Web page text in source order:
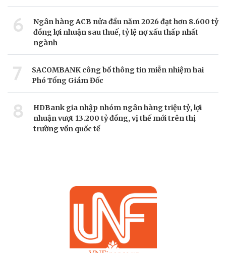
6
Ngân hàng ACB nửa đầu năm 2026 đạt hơn 8.600 tỷ
đồng lợi nhuận sau thuế, tỷ lệ nợ xấu thấp nhất
ngành
7
SACOMBANK công bố thông tin miễn nhiệm hai
Phó Tổng Giám Đốc
8
HDBank gia nhập nhóm ngân hàng triệu tỷ, lợi
nhuận vượt 13.200 tỷ đồng, vị thế mới trên thị
trường vốn quốc tế